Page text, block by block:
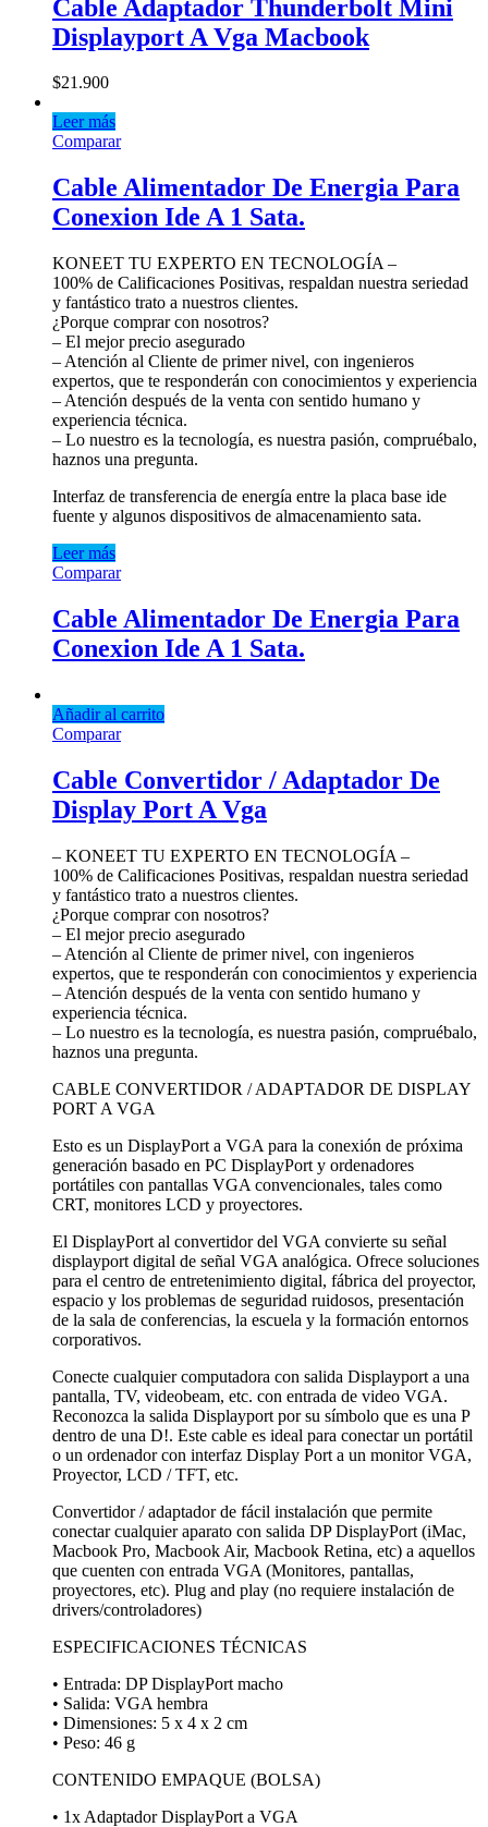
Cable Adaptador Thunderbolt Mini
Displayport A Vga Macbook
$21.900
Leer más
Comparar
Cable Alimentador De Energia Para
Conexion Ide A 1 Sata.
KONEET TU EXPERTO EN TECNOLOGÍA –
100% de Calificaciones Positivas, respaldan nuestra seriedad
y fantástico trato a nuestros clientes.
¿Porque comprar con nosotros?
– El mejor precio asegurado
– Atención al Cliente de primer nivel, con ingenieros
expertos, que te responderán con conocimientos y experiencia
– Atención después de la venta con sentido humano y
experiencia técnica.
– Lo nuestro es la tecnología, es nuestra pasión, compruébalo,
haznos una pregunta.
Interfaz de transferencia de energía entre la placa base ide
fuente y algunos dispositivos de almacenamiento sata.
Leer más
Comparar
Cable Alimentador De Energia Para
Conexion Ide A 1 Sata.
Añadir al carrito
Comparar
Cable Convertidor / Adaptador De
Display Port A Vga
– KONEET TU EXPERTO EN TECNOLOGÍA –
100% de Calificaciones Positivas, respaldan nuestra seriedad
y fantástico trato a nuestros clientes.
¿Porque comprar con nosotros?
– El mejor precio asegurado
– Atención al Cliente de primer nivel, con ingenieros
expertos, que te responderán con conocimientos y experiencia
– Atención después de la venta con sentido humano y
experiencia técnica.
– Lo nuestro es la tecnología, es nuestra pasión, compruébalo,
haznos una pregunta.
CABLE CONVERTIDOR / ADAPTADOR DE DISPLAY
PORT A VGA
Esto es un DisplayPort a VGA para la conexión de próxima
generación basado en PC DisplayPort y ordenadores
portátiles con pantallas VGA convencionales, tales como
CRT, monitores LCD y proyectores.
El DisplayPort al convertidor del VGA convierte su señal
displayport digital de señal VGA analógica. Ofrece soluciones
para el centro de entretenimiento digital, fábrica del proyector,
espacio y los problemas de seguridad ruidosos, presentación
de la sala de conferencias, la escuela y la formación entornos
corporativos.
Conecte cualquier computadora con salida Displayport a una
pantalla, TV, videobeam, etc. con entrada de video VGA.
Reconozca la salida Displayport por su símbolo que es una P
dentro de una D!. Este cable es ideal para conectar un portátil
o un ordenador con interfaz Display Port a un monitor VGA,
Proyector, LCD / TFT, etc.
Convertidor / adaptador de fácil instalación que permite
conectar cualquier aparato con salida DP DisplayPort (iMac,
Macbook Pro, Macbook Air, Macbook Retina, etc) a aquellos
que cuenten con entrada VGA (Monitores, pantallas,
proyectores, etc). Plug and play (no requiere instalación de
drivers/controladores)
ESPECIFICACIONES TÉCNICAS
• Entrada: DP DisplayPort macho
• Salida: VGA hembra
• Dimensiones: 5 x 4 x 2 cm
• Peso: 46 g
CONTENIDO EMPAQUE (BOLSA)
• 1x Adaptador DisplayPort a VGA